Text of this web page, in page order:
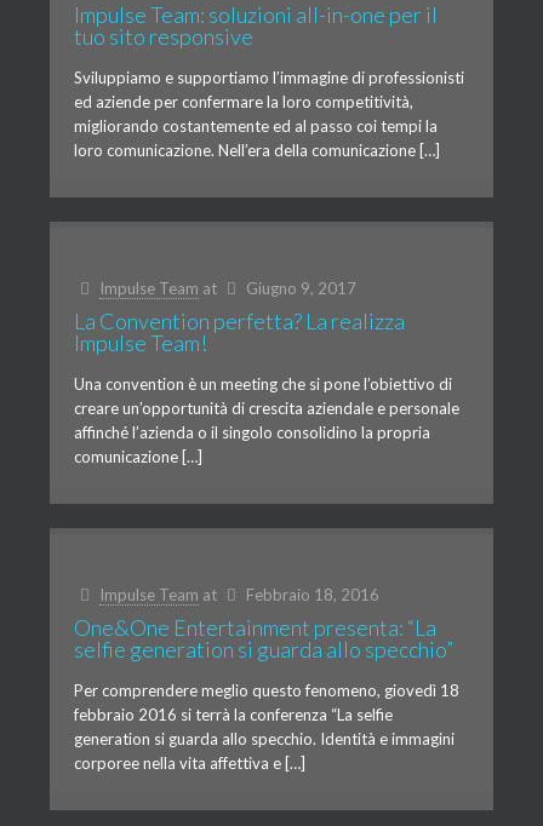
Impulse Team: soluzioni all-in-one per il
tuo sito responsive
Sviluppiamo e supportiamo l’immagine di professionisti
ed aziende per confermare la loro competitività,
migliorando costantemente ed al passo coi tempi la
loro comunicazione. Nell’era della comunicazione […]
Impulse Team at Giugno 9, 2017
La Convention perfetta? La realizza
Impulse Team!
Una convention è un meeting che si pone l’obiettivo di
creare un’opportunità di crescita aziendale e personale
affinché l’azienda o il singolo consolidino la propria
comunicazione […]
Impulse Team at Febbraio 18, 2016
One&One Entertainment presenta: “La
selfie generation si guarda allo specchio”
Per comprendere meglio questo fenomeno, giovedì 18
febbraio 2016 si terrà la conferenza “La selfie
generation si guarda allo specchio. Identità e immagini
corporee nella vita affettiva e […]